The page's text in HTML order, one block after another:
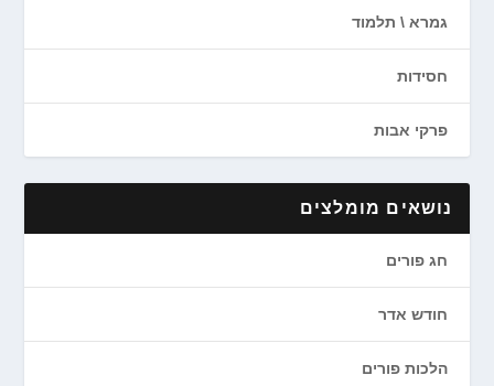
גמרא \ תלמוד
חסידות
פרקי אבות
נושאים מומלצים
חג פורים
חודש אדר
הלכות פורים